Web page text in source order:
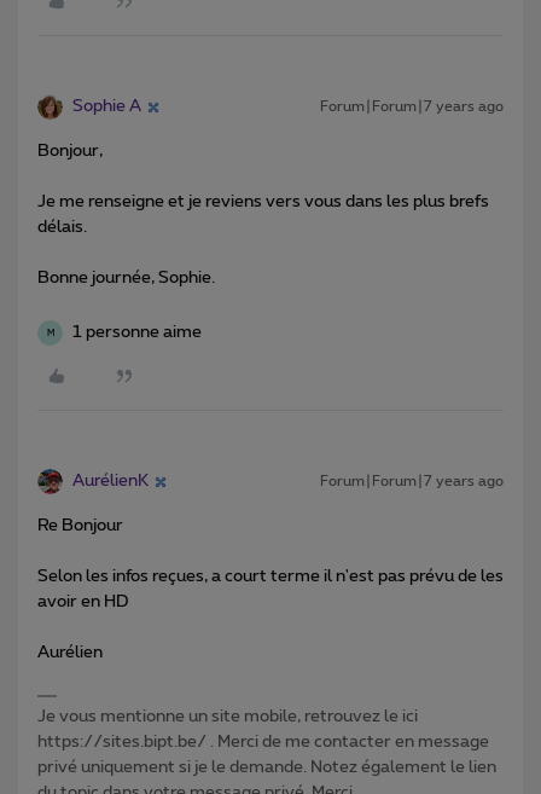
Sophie A Forum|Forum|7 years ago
Bonjour,
Je me renseigne et je reviens vers vous dans les plus brefs
délais.
Bonne journée, Sophie.
M 1 personne aime
AurélienK Forum|Forum|7 years ago
Re Bonjour
Selon les infos reçues, a court terme il n'est pas prévu de les
avoir en HD
Aurélien
Je vous mentionne un site mobile, retrouvez le ici
https://sites.bipt.be/ . Merci de me contacter en message
privé uniquement si je le demande. Notez également le lien